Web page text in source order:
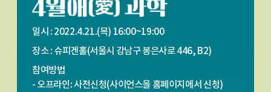
일시 : 2022.4.21.(목) 16:00~19:00
장소 : 슈피겐홀(서울시 강남구 봉은사로 446, B2)
참여방법
- 오프라인: 사전신청(사이언스올 홈페이지에서 신청)